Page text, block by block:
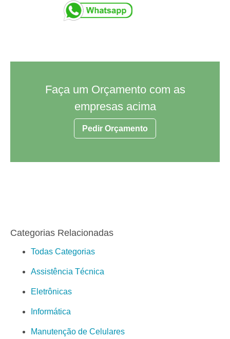
Faça um Orçamento com as
empresas acima
Pedir Orçamento
Categorias Relacionadas
Todas Categorias
Assistência Técnica
Eletrônicas
Informática
Manutenção de Celulares